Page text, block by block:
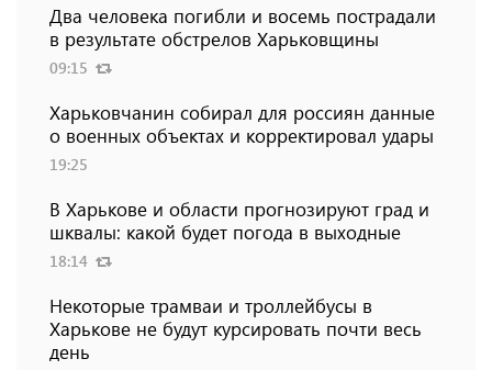
Два человека погибли и восемь пострадали
в результате обстрелов Харьковщины
09:15
Харьковчанин собирал для россиян данные
о военных объектах и ​​корректировал удары
19:25
В Харькове и области прогнозируют град и
шквалы: какой будет погода в выходные
18:14
Некоторые трамваи и троллейбусы в
Харькове не будут курсировать почти весь
день